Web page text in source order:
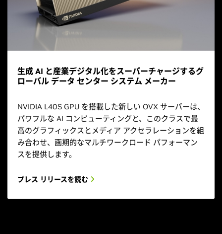
生成 AI と産業デジタル化をスーパーチャージするグ
ローバル データ センター システム メーカー
NVIDIA L40S GPU を搭載した新しい OVX サーバーは、
パワフルな AI コンピューティングと、このクラスで最
高のグラフィックスとメディア アクセラレーションを組
み合わせ、画期的なマルチワークロード パフォーマン
スを提供します。
プレス リリースを読む